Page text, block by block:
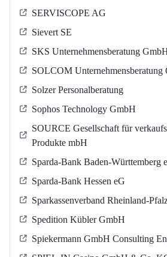
SERVISCOPE AG
Sievert SE
SKS Unternehmensberatung
SOLCOM Unternehmensberatung
Solzer Personalberatung
Sophos Technology GmbH
SOURCE Gesellschaft für
Produkte mbH
Sparda-Bank Baden-Württemberg
Sparda-Bank Hessen eG
Sparkassenverband Rheinland-
Spedition Kübler GmbH
Spiekermann GmbH Consulting